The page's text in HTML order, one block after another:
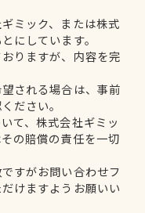
ミック、または株式
にしています。
りますが、内容を完
される場合は、事前
ださい。
て、株式会社ギミッ
の賠償の責任を一切
すがお問い合わせフ
けますようお願いい